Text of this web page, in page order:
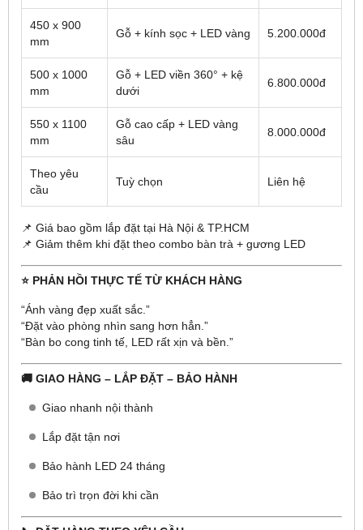
450 x 900
mm
Gỗ + kính sọc + LED vàng 5.200.000đ
500 x 1000
mm
Gỗ + LED viền 360° + kệ
dưới
6.800.000đ
550 x 1100
mm
Gỗ cao cấp + LED vàng
sâu
8.000.000đ
Theo yêu
cầu
Tuỳ chọn Liên hệ
📌 Giá bao gồm lắp đặt tại Hà Nội & TP.HCM
📌 Giảm thêm khi đặt theo combo bàn trà + gương LED
⭐ PHẢN HỒI THỰC TẾ TỪ KHÁCH HÀNG
“Ánh vàng đẹp xuất sắc.”
“Đặt vào phòng nhìn sang hơn hẳn.”
“Bàn bo cong tinh tế, LED rất xịn và bền.”
🚚 GIAO HÀNG – LẮP ĐẶT – BẢO HÀNH
Giao nhanh nội thành
Lắp đặt tận nơi
Bảo hành LED 24 tháng
Bảo trì trọn đời khi cần